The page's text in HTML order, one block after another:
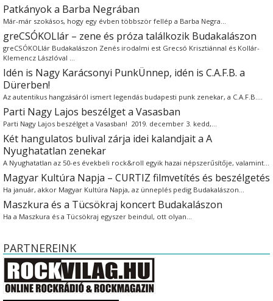
Patkányok a Barba Negrában
Már-már szokásos, hogy egy évben többször fellép a Barba Negra…
greCSÓKOLlár – zene és próza találkozik Budakalászon
greCSÓKOLlár Budakalászon Zenés irodalmi est Grecsó Krisztiánnal és Kollár-
Klemencz Lászlóval …
Idén is Nagy Karácsonyi PunkÜnnep, idén is C.A.F.B. a
Dürerben!
Az autentikus hangzásáról ismert legendás budapesti punk zenekar, a C.A.F.B.…
Parti Nagy Lajos beszélget a Vasasban
Parti Nagy Lajos beszélget a Vasasban! 2019. december 3. kedd,…
Két hangulatos bulival zárja idei kalandjait a A
Nyughatatlan zenekar
A Nyughatatlan az 50-es évekbeli rock&roll egyik hazai népszerűsítője, valamint…
Magyar Kultúra Napja – CURTIZ filmvetítés és beszélgetés
Ha január, akkor Magyar Kultúra Napja, az ünneplés pedig Budakalászon…
Maszkura és a Tücsökraj koncert Budakalászon
Ha a Maszkura és a Tücsökraj egyszer beindul, ott olyan…
PARTNEREINK